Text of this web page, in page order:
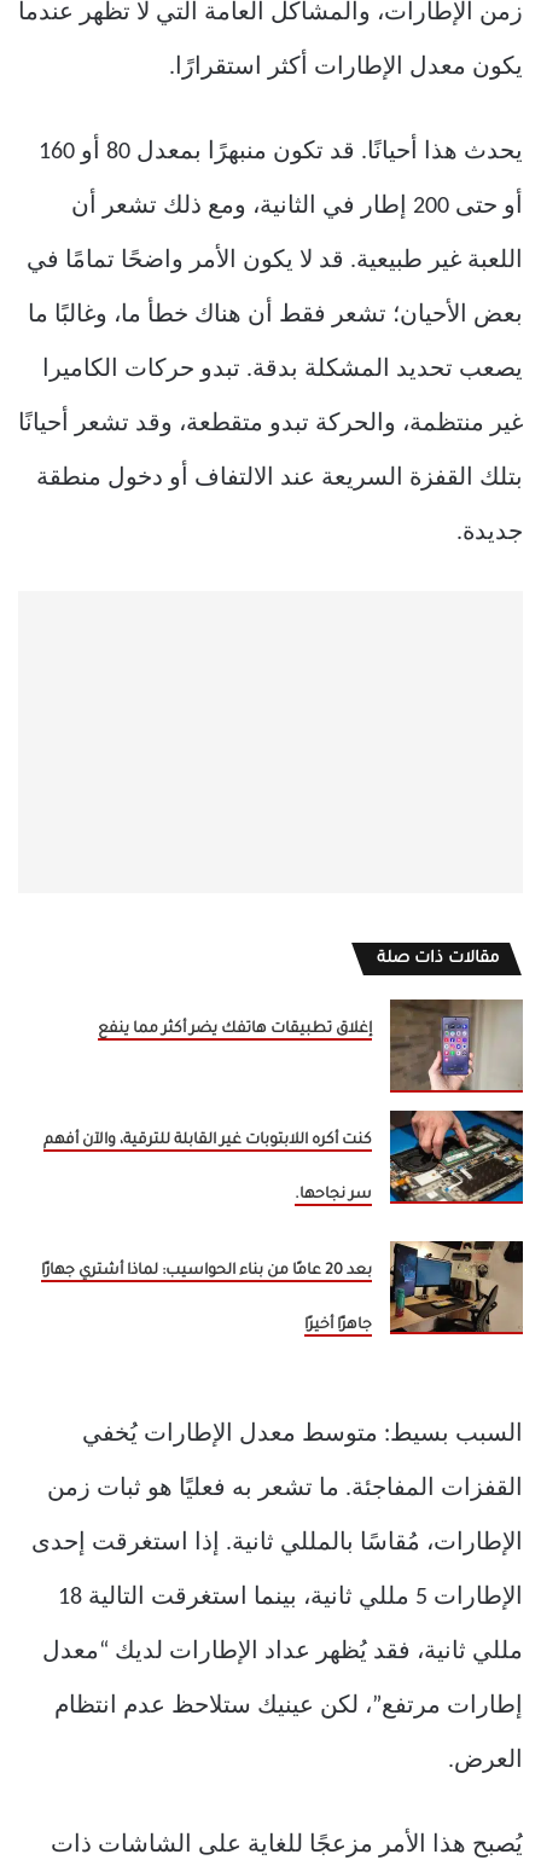
زمن الإطارات، والمشاكل العامة التي لا تظهر عندما
يكون معدل الإطارات أكثر استقرارًا.
يحدث هذا أحيانًا. قد تكون منبهرًا بمعدل 80 أو 160
أو حتى 200 إطار في الثانية، ومع ذلك تشعر أن
اللعبة غير طبيعية. قد لا يكون الأمر واضحًا تمامًا في
بعض الأحيان؛ تشعر فقط أن هناك خطأ ما، وغالبًا ما
يصعب تحديد المشكلة بدقة. تبدو حركات الكاميرا
غير منتظمة، والحركة تبدو متقطعة، وقد تشعر أحيانًا
بتلك القفزة السريعة عند الالتفاف أو دخول منطقة
جديدة.
مقالات ذات صلة
إغلاق تطبيقات هاتفك يضر أكثر مما ينفع
كنت أكره اللابتوبات غير القابلة للترقية، والآن أفهم
سر نجاحها.
بعد 20 عامًا من بناء الحواسيب: لماذا أشتري جهازًا
جاهزًا أخيرًا
السبب بسيط: متوسط ​​معدل الإطارات يُخفي
القفزات المفاجئة. ما تشعر به فعليًا هو ثبات زمن
الإطارات، مُقاسًا بالمللي ثانية. إذا استغرقت إحدى
الإطارات 5 مللي ثانية، بينما استغرقت التالية 18
مللي ثانية، فقد يُظهر عداد الإطارات لديك “معدل
إطارات مرتفع”، لكن عينيك ستلاحظ عدم انتظام
العرض.
يُصبح هذا الأمر مزعجًا للغاية على الشاشات ذات